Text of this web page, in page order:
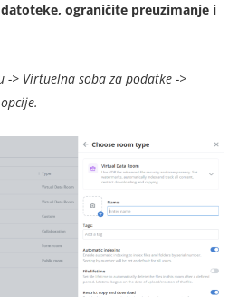
ograničite preuzimanje i
-> Virtuelna soba za podatke ->